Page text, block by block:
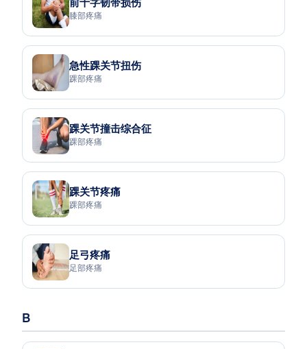
前十字韧带损伤
膝部疼痛
急性踝关节扭伤
踝部疼痛
踝关节撞击综合征
踝部疼痛
踝关节疼痛
踝部疼痛
足弓疼痛
足部疼痛
B